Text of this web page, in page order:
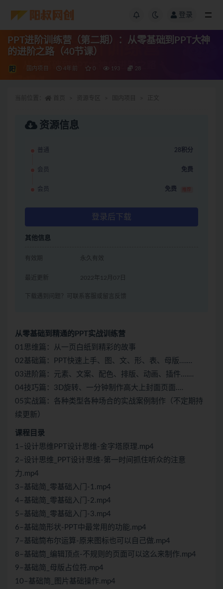
登录
PPT进阶训练营（第二期）：从零基础到PPT大神
的进阶之路（40节课）
国内项目 4年前 0 193 28
资源信息
普通 28积分
会员 免费
会员 免费 推荐
登录后下载
其他信息
有效期 永久有效
最近更新 2022年12月07日
下载遇到问题？可联系客服或留言反馈
从零基础到精通的PPT实战训练营
01思维篇：从一页白纸到精彩的故事
02基础篇：PPT快速上手、图、文、形、表、母版.……
03进阶篇：元素、文案、配色、排版、动画、插件.……
04技巧篇：3D旋转、一分钟制作高大上封面页面.…
05实战篇：各种类型各种场合的实战案例制作（不定期持
续更新）
课程目录
1–设计思维PPT设计思维-金字塔原理.mp4
2–设计思维_PPT设计思维-第一时间抓住听众的注意
力.mp4
3–基础简_零基础入门-1.mp4
4–基础简_零基础入门-2.mp4
5–基础简_零基础入门-3.mp4
6–基础简形状-PPT中最常用的功能.mp4
7–基础筒布尔运算-原来图标也可以自己做.mp4
8–基础筒_编辑顶点-不规则的页面可以这么来制作.mp4
9–基础简_母版占位符.mp4
10–基础简_图片基础操作.mp4